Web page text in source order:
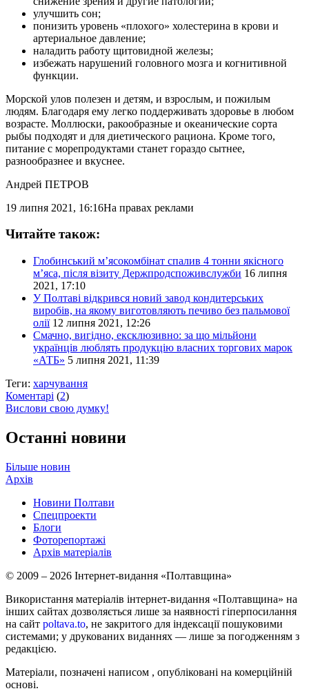
улучшить сон;
понизить уровень «плохого» холестерина в крови и
артериальное давление;
наладить работу щитовидной железы;
избежать нарушений головного мозга и когнитивной
функции.
Морской улов полезен и детям, и взрослым, и пожилым
людям. Благодаря ему легко поддерживать здоровье в любом
возрасте. Моллюски, ракообразные и океанические сорта
рыбы подходят и для диетического рациона. Кроме того,
питание с морепродуктами станет гораздо сытнее,
разнообразнее и вкуснее.
Андрей ПЕТРОВ
19 липня 2021, 16:16На правах реклами
Читайте також:
Глобинський м’ясокомбінат спалив 4 тонни якісного
м’яса, після візиту Держпродспоживслужби 16 липня
2021, 17:10
У Полтаві відкрився новий завод кондитерських
виробів, на якому виготовляють печиво без пальмової
олії 12 липня 2021, 12:26
Смачно, вигідно, ексклюзивно: за що мільйони
українців люблять продукцію власних торгових марок
«АТБ» 5 липня 2021, 11:39
Теги: харчування
Коментарі (2)
Вислови свою думку!
Останні новини
Більше новин
Архів
Новини Полтави
Спецпроекти
Блоги
Фоторепортажі
Архів матеріалів
© 2009 – 2026 Інтернет-видання «Полтавщина»
Використання матеріалів інтернет-видання «Полтавщина» на
інших сайтах дозволяється лише за наявності гіперпосилання
на сайт poltava.to, не закритого для індексації пошуковими
системами; у друкованих виданнях — лише за погодженням з
редакцією.
Матеріали, позначені написом , опубліковані на комерційній
основі.